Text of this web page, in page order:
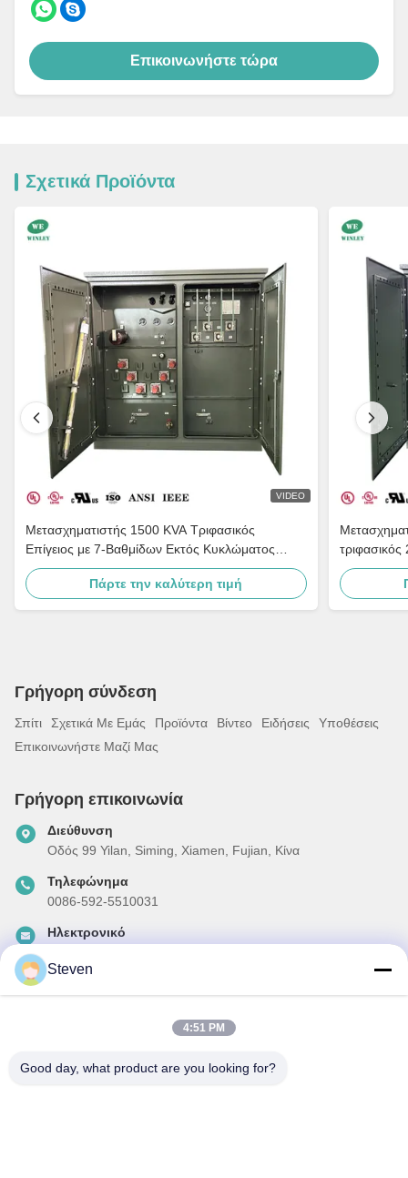
Επικοινωνήστε τώρα
Σχετικά Προϊόντα
VIDEO
Μετασχηματιστής 1500 KVA Τριφασικός
Επίγειος με 7-Βαθμίδων Εκτός Κυκλώματος
Διακλάδωση, Προσαρμογή Πολλαπλών Τάσεων
και Μονωτήρες Πορσελάνης Γείωσης
Πάρτε την καλύτερη τιμή
480Y,
Γρήγορη σύνδεση
Σπίτι Σχετικά Με Εμάς Προϊόντα Βίντεο Ειδήσεις
Υποθέσεις
Επικοινωνήστε Μαζί Μας
Γρήγορη επικοινωνία
Διεύθυνση
Οδός 99 Yilan, Siming, Xiamen, Fujian, Κίνα
Τηλεφώνημα
0086-592-5510031
Ηλεκτρονικό
Συνδρομηθείτε στο ενημερωτικό μας δελτίο για εκπτώσεις και
πολλά άλλα.
Steven
4:51 PM
Good day, what product are you looking for?